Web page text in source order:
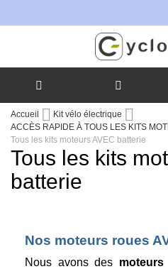
Allez
au
contenu
Accueil
Kit vélo électrique
ACCÈS RAPIDE À TOUS LES KITS
Tous les kits moteurs AVEC batterie
Tous les kits
batterie
Nos moteurs roues
Nous avons des